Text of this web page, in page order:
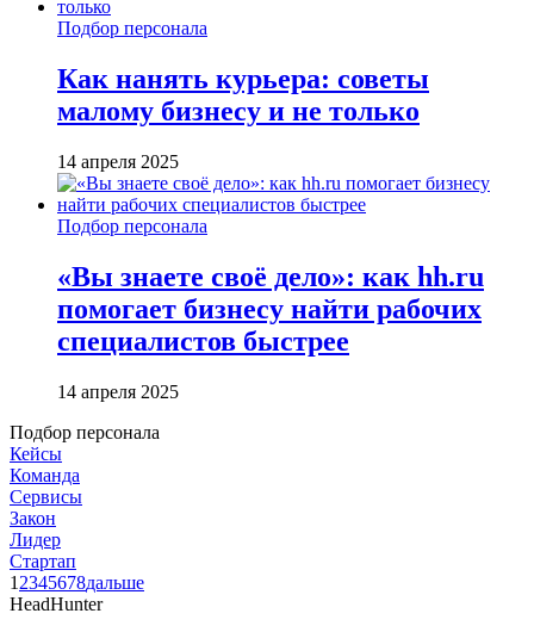
Подбор персонала
Как нанять курьера: советы
малому бизнесу и не только
14 апреля 2025
Подбор персонала
«Вы знаете своё дело»: как hh.ru
помогает бизнесу найти рабочих
специалистов быстрее
14 апреля 2025
Подбор персонала
Кейсы
Команда
Сервисы
Закон
Лидер
Стартап
1 2345678дальше
HeadHunter